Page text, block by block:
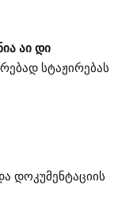
აი დი
სტაჟირებას
დოკუმენტაციის